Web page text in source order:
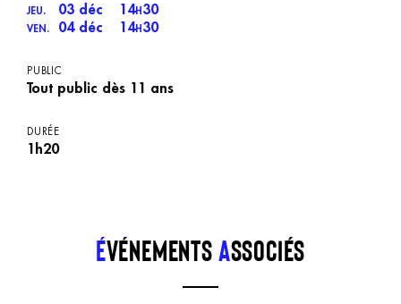
JEU.
03 déc 14H 30
VEN. 04 déc 14H 30
PUBLIC
Tout public dès 11 ans
DURÉE
1h20
Événementsassociés